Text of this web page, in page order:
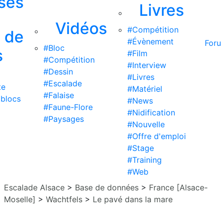
de
Vidéos
#Bloc
#Compétition
#Dessin
#Escalade
#Falaise
#Faune-Flore
#Paysages
Livres
#Compétition
#Évènement
#Film
#Interview
#Livres
#Matériel
#News
#Nidification
#Nouvelle
#Offre d'emploi
#Stage
#Training
#Web
Escalade Alsace > Base de données > France [Alsace-
Moselle] > Wachtfels > Le pavé dans la mare